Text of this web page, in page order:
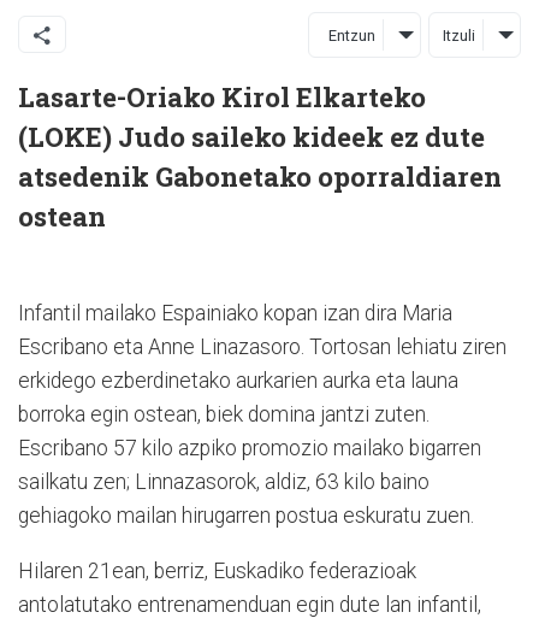
Entzun Itzuli
Lasarte-Oriako Kirol Elkarteko
(LOKE) Judo saileko kideek ez dute
atsedenik Gabonetako oporraldiaren
ostean
Infantil mailako Espainiako kopan izan dira Maria
Escribano eta Anne Linazasoro. Tortosan lehiatu ziren
erkidego ezberdinetako aurkarien aurka eta launa
borroka egin ostean, biek domina jantzi zuten.
Escribano 57 kilo azpiko promozio mailako bigarren
sailkatu zen; Linnazasorok, aldiz, 63 kilo baino
gehiagoko mailan hirugarren postua eskuratu zuen.
Hilaren 21ean, berriz, Euskadiko federazioak
antolatutako entrenamenduan egin dute lan infantil,